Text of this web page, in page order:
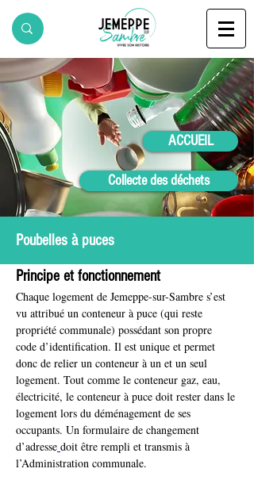
ACCUEIL
Collecte des déchets
Poubelles à puces
Principe et fonctionnement
Chaque logement de Jemeppe-sur-Sambre s’est
vu attribué un conteneur à puce (qui reste
propriété communale) possédant son propre
code d’identification. Il est unique et permet
donc de relier un conteneur à un et un seul
logement. Tout comme le conteneur gaz, eau,
électricité, le conteneur à puce doit rester dans le
logement lors du déménagement de ses
occupants. Un formulaire de changement
d’adresse doit être rempli et transmis à
l’Administration communale.